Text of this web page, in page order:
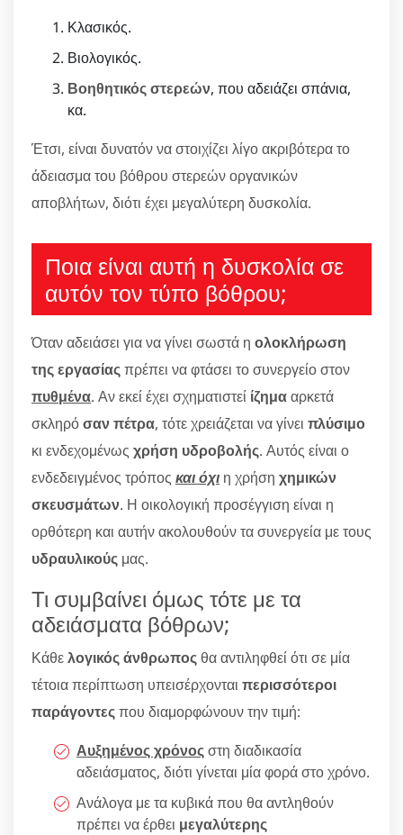
Κλασικός.
Βιολογικός.
Βοηθητικός στερεών, που αδειάζει σπάνια,
κα.
Έτσι, είναι δυνατόν να στοιχίζει λίγο ακριβότερα το
άδειασμα του βόθρου στερεών οργανικών
αποβλήτων, διότι έχει μεγαλύτερη δυσκολία.
Ποια είναι αυτή η δυσκολία σε
αυτόν τον τύπο βόθρου;
Όταν αδειάσει για να γίνει σωστά η ολοκλήρωση
της εργασίαςπρέπει να φτάσει το συνεργείο στον
πυθμένα. Αν εκεί έχει σχηματιστεί ίζημααρκετά
σκληρόσαν πέτρα, τότε χρειάζεται να γίνει πλύσιμο
κι ενδεχομένως χρήση υδροβολής. Αυτός είναι ο
ενδεδειγμένος τρόπος και όχι η χρήση χημικών
σκευσμάτων. Η οικολογική προσέγγιση είναι η
ορθότερη και αυτήν ακολουθούν τα συνεργεία με τους
υδραυλικούς μας.
Τι συμβαίνει όμως τότε με τα
αδειάσματα βόθρων;
Κάθελογικός άνθρωποςθα αντιληφθεί ότι σε μία
τέτοια περίπτωση υπεισέρχονται περισσότεροι
παράγοντεςπου διαμορφώνουν την τιμή:
Αυξημένος χρόνοςστη διαδικασία
αδειάσματος, διότι γίνεται μία φορά στο χρόνο.
Ανάλογα με τα κυβικά που θα αντληθούν
πρέπει να έρθει μεγαλύτερης